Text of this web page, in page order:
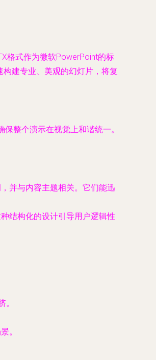
格式作为微软PowerPoint的标
建专业、美观的幻灯片，将复
整个演示在视觉上和谐统一。
并与内容主题相关。它们能迅
结构化的设计引导用户逻辑性
。